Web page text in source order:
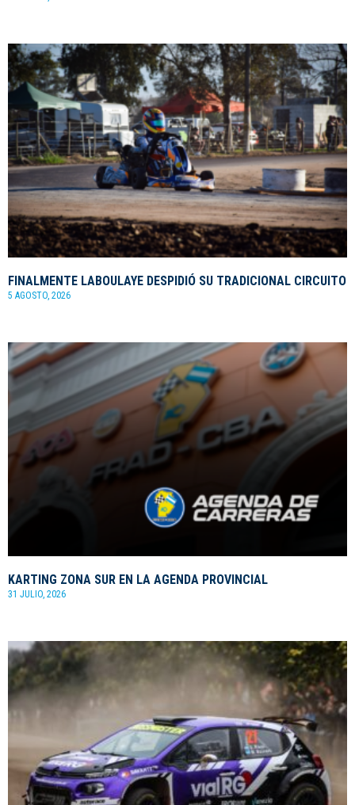
FINALMENTE LABOULAYE DESPIDIÓ SU TRADICIONAL CIRCUITO
5 AGOSTO, 2026
KARTING ZONA SUR EN LA AGENDA PROVINCIAL
31 JULIO, 2026